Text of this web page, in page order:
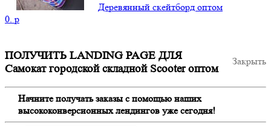
Деревянный скейтборд оптом
0. p
Закрыть
ПОЛУЧИТЬ LANDING PAGE ДЛЯ
Самокат городской складной Scooter оптом
Начните получать заказы с помощью наших
высококонверсионных лендингов уже сегодня!